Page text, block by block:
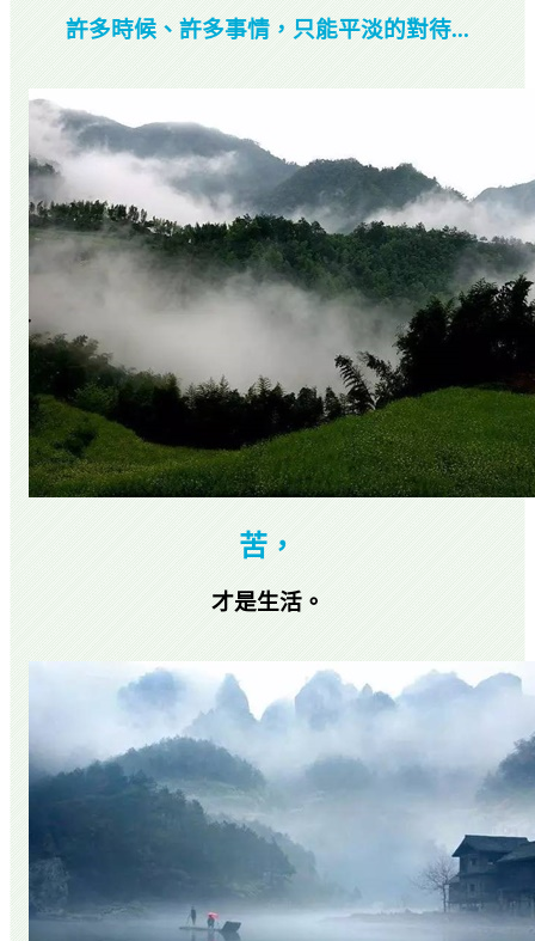
許多時候、許多事情，只能平淡的對待...
苦，
才是生活。